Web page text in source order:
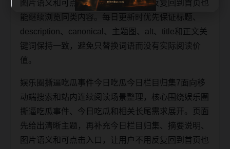
图片语义和可点击入口，让用户不用反复回到首页也
能继续浏览同类内容。每日更新时优先保证标题、
description、canonical、主题图、alt、title和正文关
键词保持一致，避免只替换词语而没有实际阅读价
值。
娱乐圈撕逼吃瓜事件今日吃瓜今日栏目归集7面向移
动端搜索和站内连续阅读场景整理，核心围绕娱乐圈
撕逼吃瓜事件、今日吃瓜和相关长尾需求展开。页面
先给出清晰主题，再补充今日栏目归集、摘要说明、
图片语义和可点击入口，让用户不用反复回到首页也